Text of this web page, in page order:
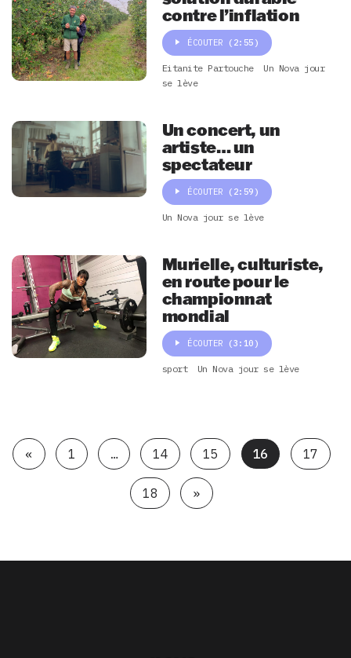
contre l’inflation
ÉCOUTER (2:55)
Eitanite Partouche
Un Nova jour
se lève
Un concert, un
artiste… un
spectateur
ÉCOUTER (2:59)
Un Nova jour se lève
Murielle, culturiste,
en route pour le
championnat
mondial
ÉCOUTER (3:10)
sport Un Nova jour se lève
« 1 … 14 15 16 17
18 »